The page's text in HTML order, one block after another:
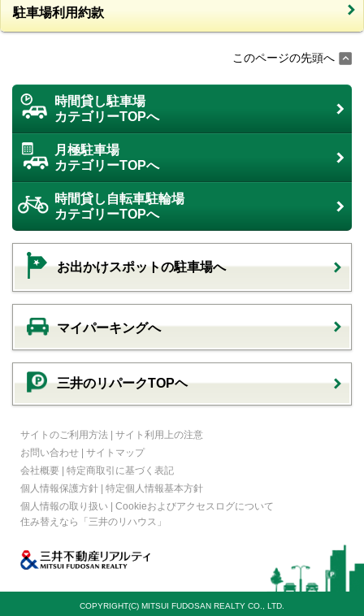
駐車場利用約款
このページの先頭へ
時間貸し駐車場
カテゴリーTOPへ
月極駐車場
カテゴリーTOPへ
時間貸し自転車駐輪場
カテゴリーTOPへ
お出かけスポットの駐車場へ
マイパーキングへ
三井のリパークTOPヘ
サイトのご利用方法 | サイト利用上の注意
お問い合わせ | サイトマップ
会社概要 | 特定商取引に基づく表記
個人情報保護方針 | 特定個人情報基本方針
個人情報の取り扱い | Cookieおよびアクセスログについて
住み替えなら
「三井のリハウス」
COPYRIGHT(C) MITSUI FUDOSAN REALTY CO., LTD.